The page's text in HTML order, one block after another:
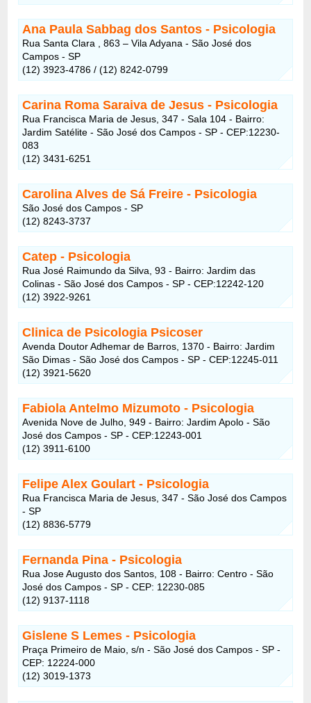
Ana Paula Sabbag dos Santos - Psicologia
Rua Santa Clara , 863 – Vila Adyana - São José dos
Campos - SP
(12) 3923-4786 / (12) 8242-0799
Carina Roma Saraiva de Jesus - Psicologia
Rua Francisca Maria de Jesus, 347 - Sala 104 - Bairro:
Jardim Satélite - São José dos Campos - SP - CEP:12230-
083
(12) 3431-6251
Carolina Alves de Sá Freire - Psicologia
São José dos Campos - SP
(12) 8243-3737
Catep - Psicologia
Rua José Raimundo da Silva, 93 - Bairro: Jardim das
Colinas - São José dos Campos - SP - CEP:12242-120
(12) 3922-9261
Clinica de Psicologia Psicoser
Avenda Doutor Adhemar de Barros, 1370 - Bairro: Jardim
São Dimas - São José dos Campos - SP - CEP:12245-011
(12) 3921-5620
Fabiola Antelmo Mizumoto - Psicologia
Avenida Nove de Julho, 949 - Bairro: Jardim Apolo - São
José dos Campos - SP - CEP:12243-001
(12) 3911-6100
Felipe Alex Goulart - Psicologia
Rua Francisca Maria de Jesus, 347 - São José dos Campos
- SP
(12) 8836-5779
Fernanda Pina - Psicologia
Rua Jose Augusto dos Santos, 108 - Bairro: Centro - São
José dos Campos - SP - CEP: 12230-085
(12) 9137-1118
Gislene S Lemes - Psicologia
Praça Primeiro de Maio, s/n - São José dos Campos - SP -
CEP: 12224-000
(12) 3019-1373